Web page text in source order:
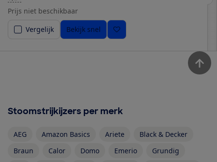
Prijs niet beschikbaar
Vergelijk
Bekijk snel
Stoomstrijkijzers per merk
AEG Amazon Basics Ariete
Black & Decker
Braun
Calor Domo Emerio
Grundig